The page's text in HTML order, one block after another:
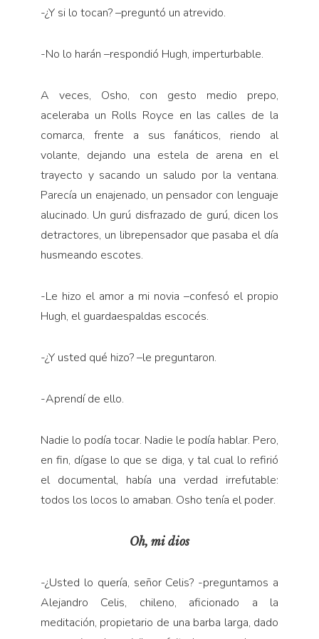
-¿Y si lo tocan? –preguntó un atrevido.
-No lo harán –respondió Hugh, imperturbable.
A veces, Osho, con gesto medio prepo,
aceleraba un Rolls Royce en las calles de la
comarca, frente a sus fanáticos, riendo al
volante, dejando una estela de arena en el
trayecto y sacando un saludo por la ventana.
Parecía un enajenado, un pensador con lenguaje
alucinado. Un gurú disfrazado de gurú, dicen los
detractores, un librepensador que pasaba el día
husmeando escotes.
-Le hizo el amor a mi novia –confesó el propio
Hugh, el guardaespaldas escocés.
-¿Y usted qué hizo? –le preguntaron.
-Aprendí de ello.
Nadie lo podía tocar. Nadie le podía hablar. Pero,
en fin, dígase lo que se diga, y tal cual lo refirió
el documental, había una verdad irrefutable:
todos los locos lo amaban. Osho tenía el poder.
Oh, mi dios
-¿Usted lo quería, señor Celis? -preguntamos a
Alejandro Celis, chileno, aficionado a la
meditación, propietario de una barba larga, dado